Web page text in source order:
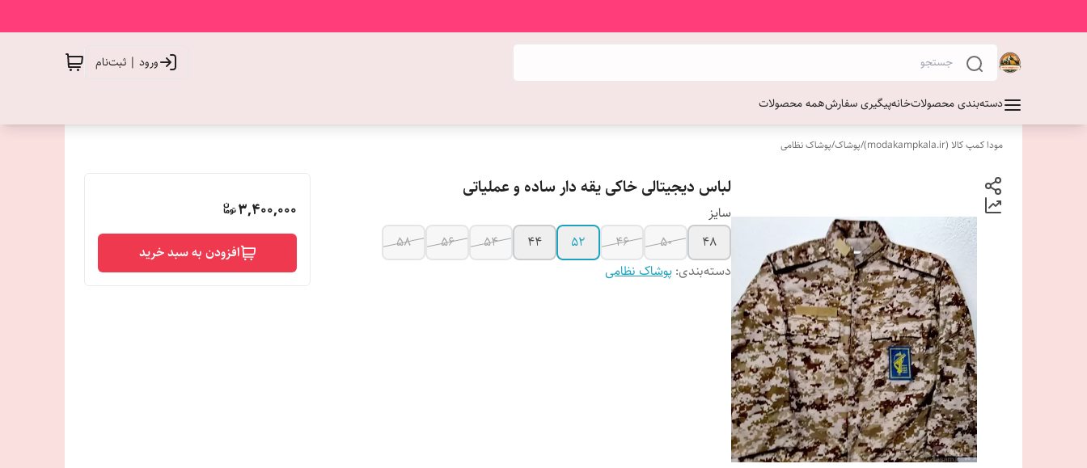
ورود | ثبت‌نام
دسته‌بندی محصولاتخانهپیگیری سفارشهمه محصولات
مودا کمپ کالا (modakampkala.ir) /پوشاک/پوشاک نظامی
لباس دیجیتالی خاکی یقه دار ساده و عملیاتی
سایز
48
50
46
52
44
54
56
58
دسته‌بندی: پوشاک نظامی
3,400,000
افزودن به سبد خرید